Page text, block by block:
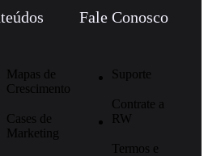
Mapas de
Crescimento
Cases de
Marketing
Fale Conosco
Suporte
Contrate a
RW
Termos e